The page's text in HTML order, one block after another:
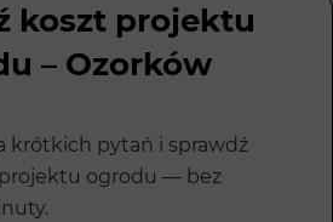
koszt projektu
– Ozorków
krótkich pytań i sprawdź
ogrodu — bez